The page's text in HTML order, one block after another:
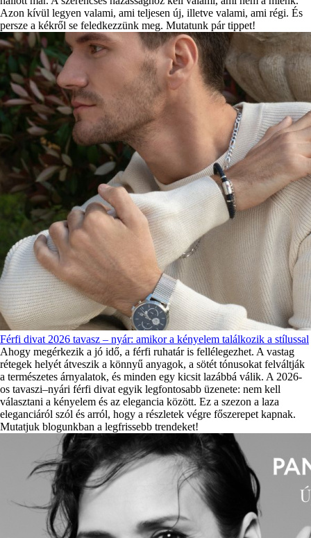
Azon kívül legyen valami, ami teljesen új, illetve valami, ami régi. És
persze a kékről se feledkezzünk meg. Mutatunk pár tippet!
Férfi divat 2026 tavasz – nyár: amikor a kényelem találkozik a stílussal
Ahogy megérkezik a jó idő, a férfi ruhatár is fellélegezhet. A vastag
rétegek helyét átveszik a könnyű anyagok, a sötét tónusokat felváltják
a természetes árnyalatok, és minden egy kicsit lazábbá válik. A 2026-
os tavaszi–nyári férfi divat egyik legfontosabb üzenete: nem kell
választani a kényelem és az elegancia között. Ez a szezon a laza
eleganciáról szól és arról, hogy a részletek végre főszerepet kapnak.
Mutatjuk blogunkban a legfrissebb trendeket!